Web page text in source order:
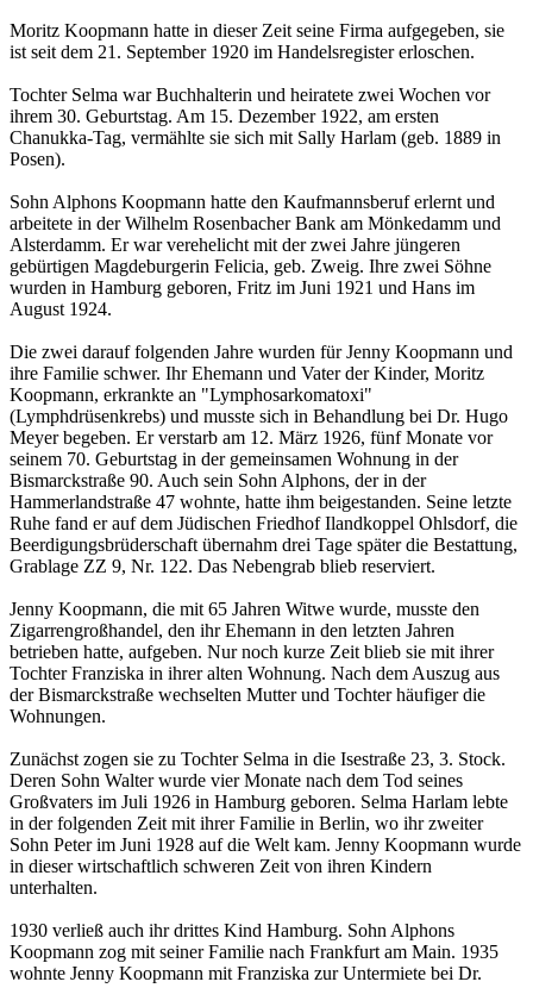
Moritz Koopmann hatte in dieser Zeit seine Firma aufgegeben, sie
ist seit dem 21. September 1920 im Handelsregister erloschen.
Tochter Selma war Buchhalterin und heiratete zwei Wochen vor
ihrem 30. Geburtstag. Am 15. Dezember 1922, am ersten
Chanukka-Tag, vermählte sie sich mit Sally Harlam (geb. 1889 in
Posen).
Sohn Alphons Koopmann hatte den Kaufmannsberuf erlernt und
arbeitete in der Wilhelm Rosenbacher Bank am Mönkedamm und
Alsterdamm. Er war verehelicht mit der zwei Jahre jüngeren
gebürtigen Magdeburgerin Felicia, geb. Zweig. Ihre zwei Söhne
wurden in Hamburg geboren, Fritz im Juni 1921 und Hans im
August 1924.
Die zwei darauf folgenden Jahre wurden für Jenny Koopmann und
ihre Familie schwer. Ihr Ehemann und Vater der Kinder, Moritz
Koopmann, erkrankte an "Lymphosarkomatoxi"
(Lymphdrüsenkrebs) und musste sich in Behandlung bei Dr. Hugo
Meyer begeben. Er verstarb am 12. März 1926, fünf Monate vor
seinem 70. Geburtstag in der gemeinsamen Wohnung in der
Bismarckstraße 90. Auch sein Sohn Alphons, der in der
Hammerlandstraße 47 wohnte, hatte ihm beigestanden. Seine letzte
Ruhe fand er auf dem Jüdischen Friedhof Ilandkoppel Ohlsdorf, die
Beerdigungsbrüderschaft übernahm drei Tage später die Bestattung,
Grablage ZZ 9, Nr. 122. Das Nebengrab blieb reserviert.
Jenny Koopmann, die mit 65 Jahren Witwe wurde, musste den
Zigarrengroßhandel, den ihr Ehemann in den letzten Jahren
betrieben hatte, aufgeben. Nur noch kurze Zeit blieb sie mit ihrer
Tochter Franziska in ihrer alten Wohnung. Nach dem Auszug aus
der Bismarckstraße wechselten Mutter und Tochter häufiger die
Wohnungen.
Zunächst zogen sie zu Tochter Selma in die Isestraße 23, 3. Stock.
Deren Sohn Walter wurde vier Monate nach dem Tod seines
Großvaters im Juli 1926 in Hamburg geboren. Selma Harlam lebte
in der folgenden Zeit mit ihrer Familie in Berlin, wo ihr zweiter
Sohn Peter im Juni 1928 auf die Welt kam. Jenny Koopmann wurde
in dieser wirtschaftlich schweren Zeit von ihren Kindern
unterhalten.
1930 verließ auch ihr drittes Kind Hamburg. Sohn Alphons
Koopmann zog mit seiner Familie nach Frankfurt am Main. 1935
wohnte Jenny Koopmann mit Franziska zur Untermiete bei Dr.